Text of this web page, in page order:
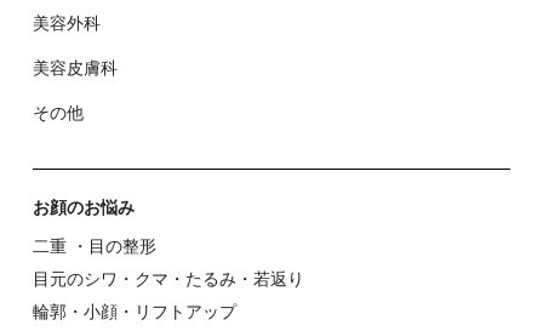
美容外科
美容⽪膚科
その他
お顔のお悩み
⼆重 ・⽬の整形
⽬元のシワ・クマ・たるみ・若返り
輪郭・⼩顔・リフトアップ